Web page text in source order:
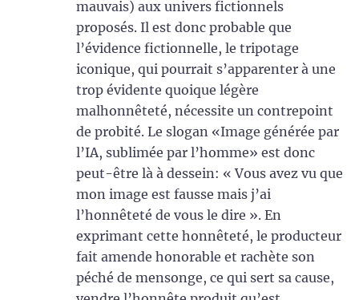
mauvais) aux univers fictionnels
proposés. Il est donc probable que
l’évidence fictionnelle, le tripotage
iconique, qui pourrait s’apparenter à une
trop évidente quoique légère
malhonnêteté, nécessite un contrepoint
de probité. Le slogan «Image générée par
l’IA, sublimée par l’homme» est donc
peut-être là à dessein: « Vous avez vu que
mon image est fausse mais j’ai
l’honnêteté de vous le dire ». En
exprimant cette honnêteté, le producteur
fait amende honorable et rachète son
péché de mensonge, ce qui sert sa cause,